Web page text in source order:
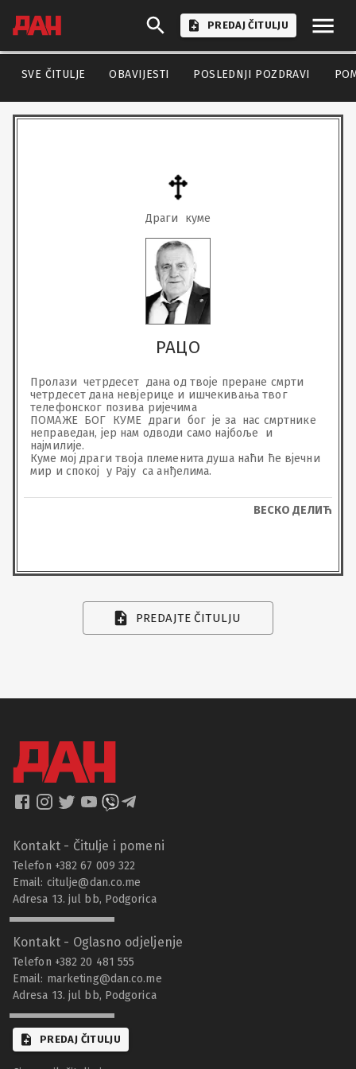
PREDAJ ČITULJU
SVE ČITULJE OBAVIJESTI POSLEDNJI POZDRAVI
Драги  куме
РАЦО
Пролази  четрдесет  дана од твоје преране смрти
четрдесет дана невјерице и ишчекивања твог
телефонског позива ријечима
ПОМАЖЕ  БОГ  КУМЕ  драги  бог  је за  нас смртнике
неправедан, јер нам одводи само најбоље  и
најмилије.
Куме мој драги твоја племенита душа наћи ће вјечни
мир и спокој  у Рају  са анђелима.
ВЕСКО ДЕЛИЋ
PREDAJTE ČITULJU
Kontakt - Čitulje i pomeni
Telefon +382 67 009 322
Email: citulje@dan.co.me
Adresa 13. jul bb, Podgorica
Kontakt - Oglasno odjeljenje
Telefon +382 20 481 555
Email: marketing@dan.co.me
Adresa 13. jul bb, Podgorica
PREDAJ ČITULJU